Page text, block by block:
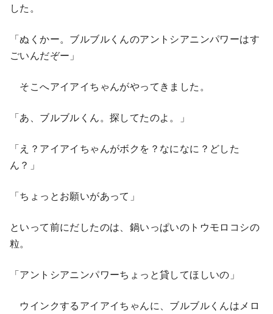
した。
「ぬくかー。ブルブルくんのアントシアニンパワーはす
ごいんだぞー」
そこへアイアイちゃんがやってきました。
「あ、ブルブルくん。探してたのよ。」
「え？アイアイちゃんがボクを？なになに？どした
ん？」
「ちょっとお願いがあって」
といって前にだしたのは、鍋いっぱいのトウモロコシの
粒。
「アントシアニンパワーちょっと貸してほしいの」
ウインクするアイアイちゃんに、ブルブルくんはメロ